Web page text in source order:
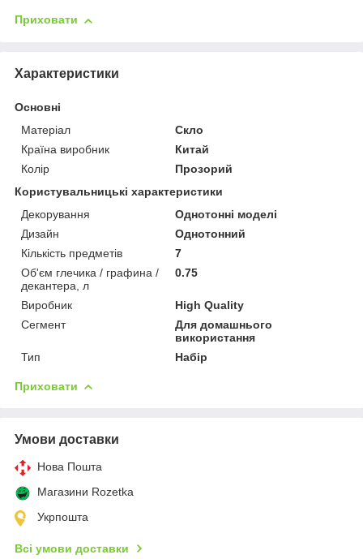
Приховати
Характеристики
Основні
Матеріал
Скло
Країна виробник
Китай
Колір
Прозорий
Користувальницькі характеристики
Декорування
Однотонні моделі
Дизайн
Однотонний
Кількість предметів
7
Об'єм глечика / графина /
декантера, л
0.75
Виробник
High Quality
Сегмент
Для домашнього
використання
Тип
Набір
Приховати
Умови доставки
Нова Пошта
Магазини Rozetka
Укрпошта
Всі умови доставки